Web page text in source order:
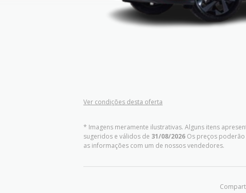
Ver condições desta oferta
* Imagens meramente ilustrativas. Alguns itens
sugeridos e válidos de 31/08/2026 Os preços
as informações com um de nossos vendedores.